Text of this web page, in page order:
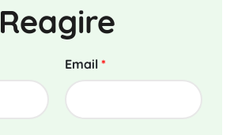
Reagire
Email *